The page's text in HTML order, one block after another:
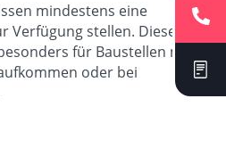
mindestens eine
Verfügung stellen. Diese
für Baustellen mit
oder bei